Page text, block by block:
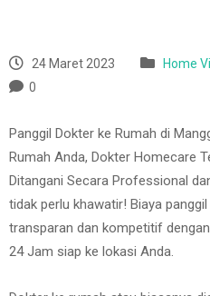
24 Maret 2023 Home
0
Panggil Dokter ke Rumah di
Rumah Anda, Dokter Homecare
Ditangani Secara Professional
tidak perlu khawatir! Biaya
transparan dan kompetitif
24 Jam siap ke lokasi Anda.